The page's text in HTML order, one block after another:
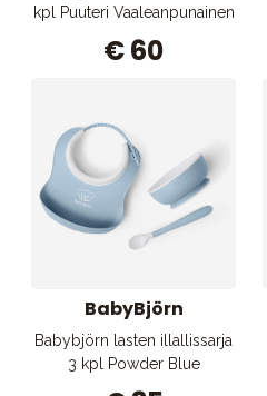
kpl Puuteri Vaaleanpunainen
€ 60
BabyBjörn
Babybjörn lasten illallissarja
3 kpl Powder Blue